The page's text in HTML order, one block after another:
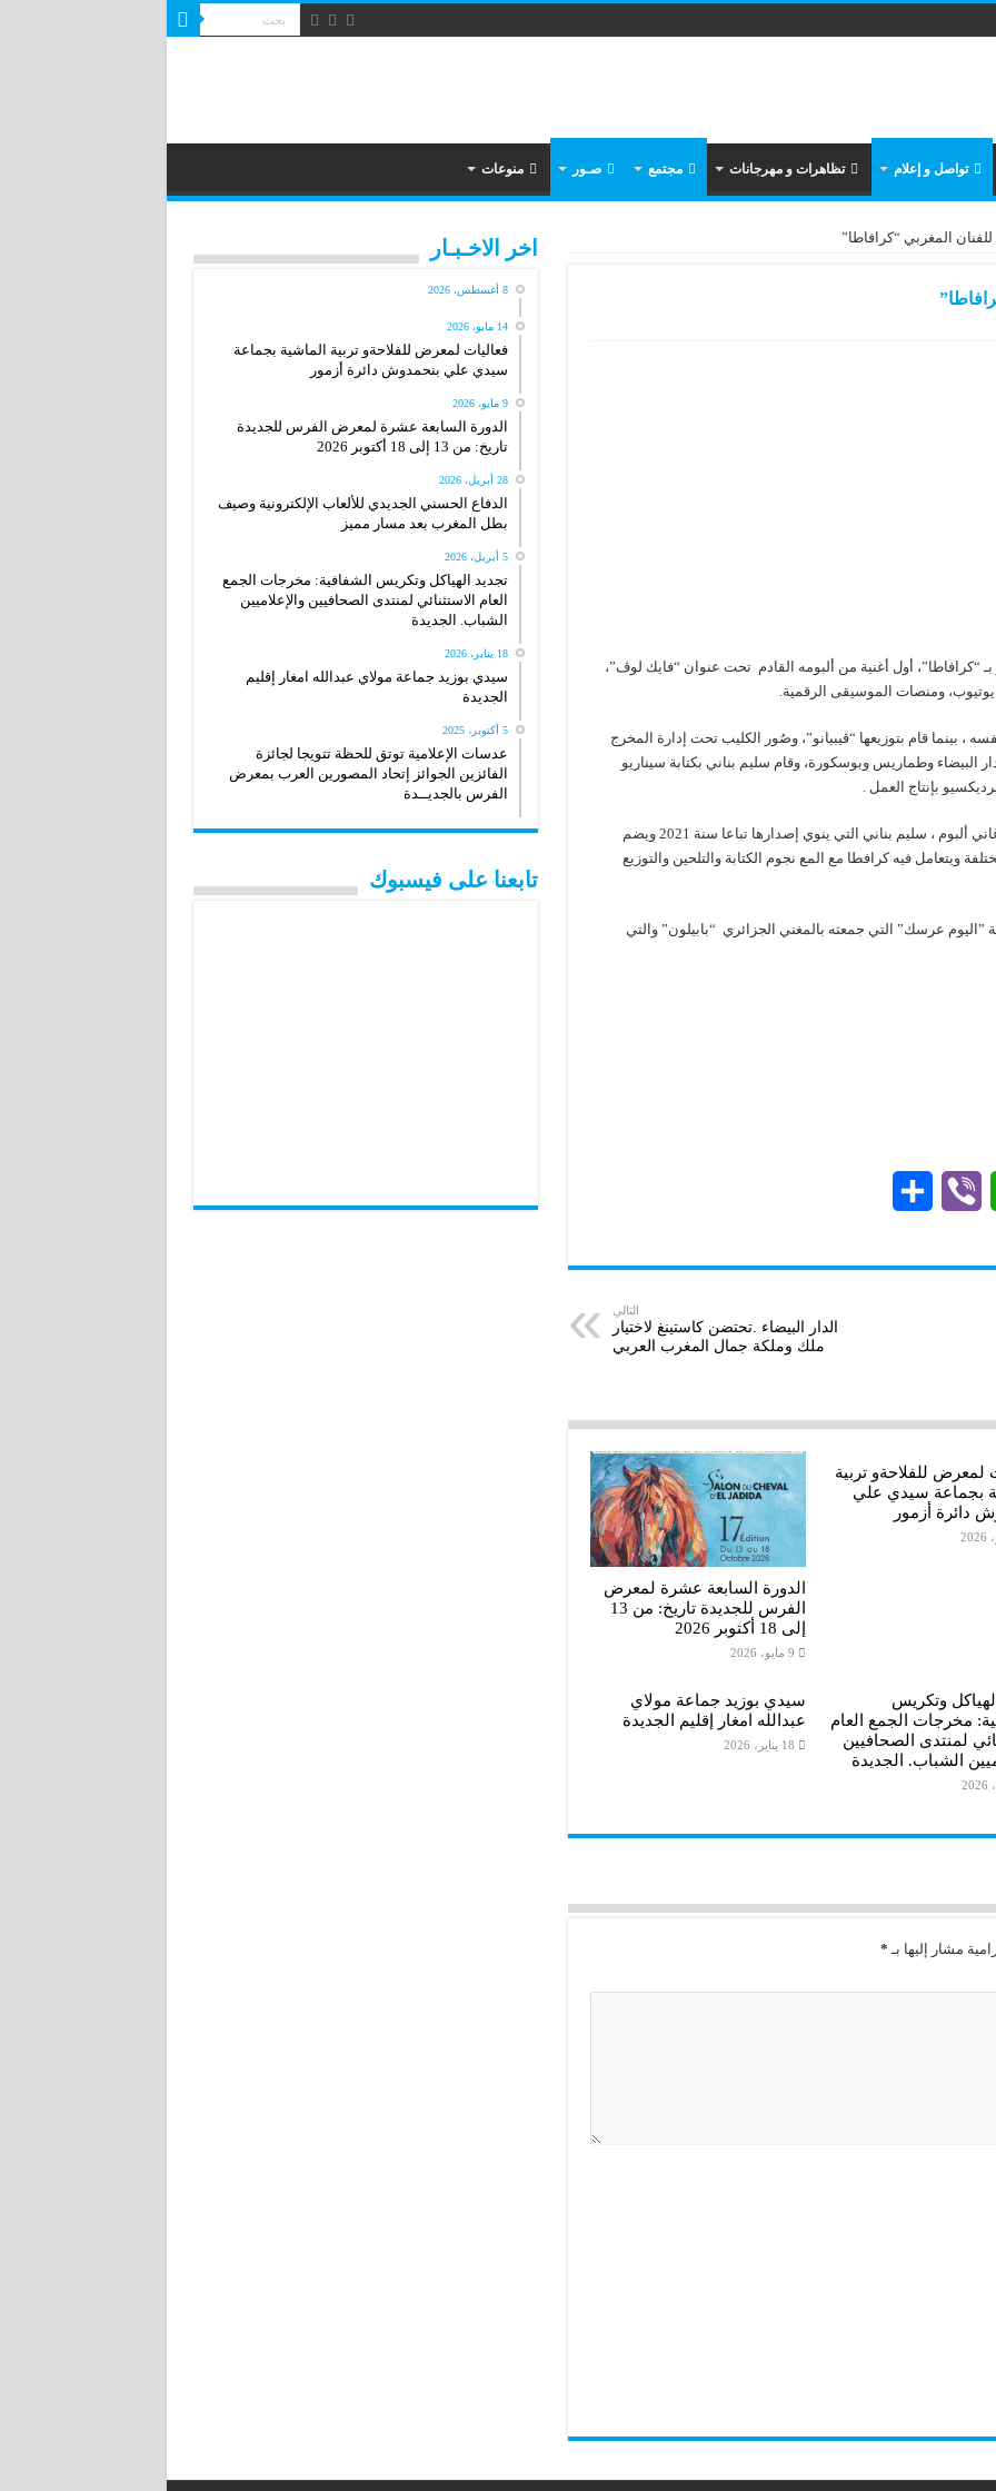
تواصل و إعلام تظاهرات و مهرجانات مجتمع صـور منوعات
المغربي “كرافاطا”
“كرافاطا”، أول أغنية من ألبومه القادم تحت عنوان “فايك لوڤ”،
ومنصات الموسيقى الرقمية.
، بينما قام بتوزيعها “ڤيبيانو”، وصُور الكليب تحت إدارة المخرج
البيضاء وطماريس وبوسكورة، وقام سليم بناني بكتابة سيناريو
بإنتاج العمل .
“فايك لوڤ” أو الحب المزيف هي أول أغنية من أغاني ألبوم ، سليم بناني التي ينوي إصدارها تباعا سنة 2021 ويضم
ويتعامل فيه كرافطا مع المع نجوم الكتابة والتلحين والتوزيع
”اليوم عرسك” التي جمعته بالمغني الجزائري “بابيلون” والتي
W
a
p
p
b
a
التالي
الدار البيضاء .تحتضن كاستينغ لاختيار
ملك وملكة جمال المغرب العربي
لمعرض للفلاحةو تربية
بجماعة سيدي علي
دائرة أزمور
الدورة السابعة عشرة لمعرض
الفرس للجديدة تاريخ: من 13
إلى 18 أكتوبر 2026
9 مايو، 2026
وتكريس
مخرجات الجمع العام
لمنتدى الصحافيين
الشباب. الجديدة
سيدي بوزيد جماعة مولاي
عبدالله امغار إقليم الجديدة
18 يناير، 2026
مشار إليها بـ *
اخر الاخـبـار
8 أغسطس، 2026
14 مايو، 2026
فعاليات لمعرض للفلاحةو تربية الماشية بجماعة
سيدي علي بنحمدوش دائرة أزمور
9 مايو، 2026
الدورة السابعة عشرة لمعرض الفرس للجديدة
تاريخ: من 13 إلى 18 أكتوبر 2026
28 أبريل، 2026
الدفاع الحسني الجديدي للألعاب الإلكترونية وصيف
بطل المغرب بعد مسار مميز
5 أبريل، 2026
تجديد الهياكل وتكريس الشفافية: مخرجات الجمع
العام الاستثنائي لمنتدى الصحافيين والإعلاميين
الشباب. الجديدة
18 يناير، 2026
سيدي بوزيد جماعة مولاي عبدالله امغار إقليم
الجديدة
5 أكتوبر، 2025
عدسات الإعلامية توتق للحظة تتويجا لجائزة
الفائزين الجوائز إتحاد المصورين العرب بمعرض
الفرس بالجديــدة
تابعنا على فيسبوك